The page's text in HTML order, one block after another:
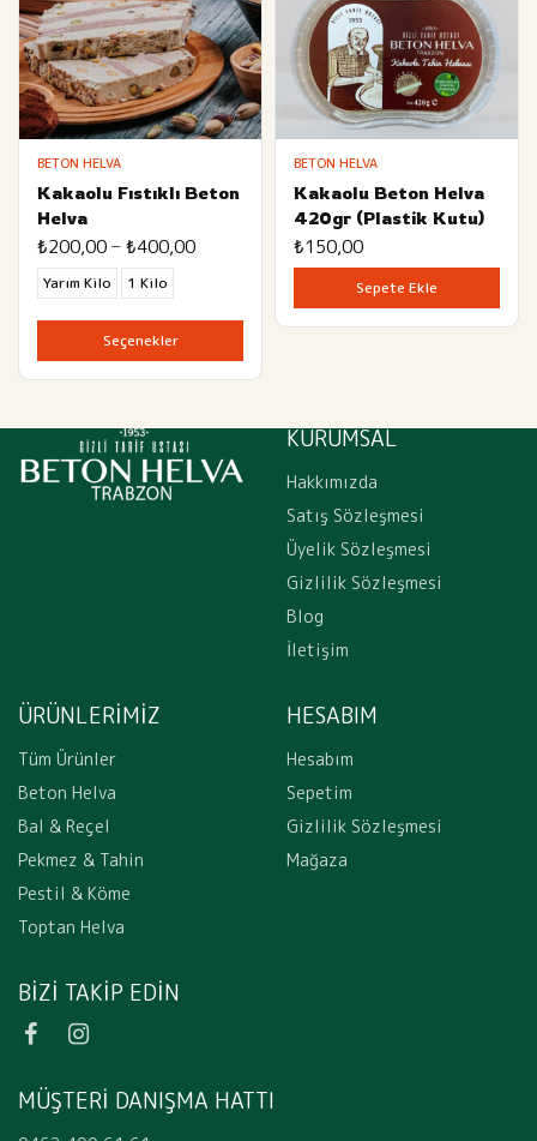
BETON HELVA
Kakaolu Fıstıklı Beton
Helva
₺200,00–₺400,00Fiyat
₺400,00
Yarım Kilo 1 Kilo
Seçenekler
BETON HELVA
Kakaolu Beton Helva
420gr (Plastik Kutu)
₺150,00
Sepete Ekle
KURUMSAL
Hakkımızda
Satış Sözleşmesi
Üyelik Sözleşmesi
Gizlilik Sözleşmesi
Blog
İletişim
ÜRÜNLERİMİZ
Tüm Ürünler
Beton Helva
Bal & Reçel
Pekmez & Tahin
Pestil & Köme
Toptan Helva
HESABIM
Hesabım
Sepetim
Gizlilik Sözleşmesi
Mağaza
BIZI TAKIP EDIN
MÜŞTERI DANIŞMA HATTI